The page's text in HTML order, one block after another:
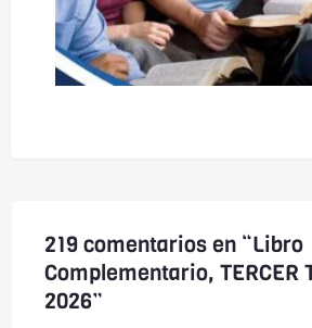
219 comentarios en “Libro
Complementario, TERCER
2026”